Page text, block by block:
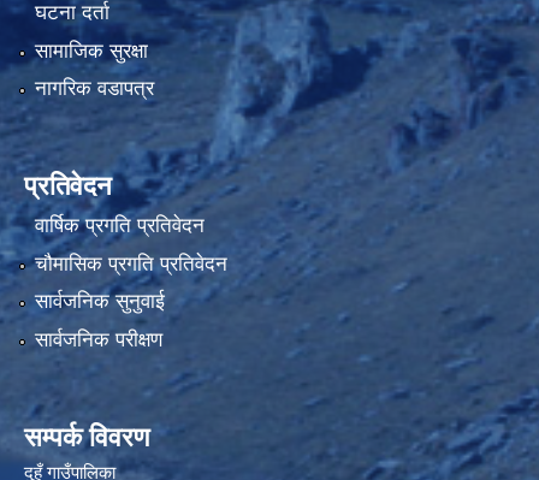
घटना दर्ता
सामाजिक सुरक्षा
नागरिक वडापत्र
प्रतिवेदन
वार्षिक प्रगति प्रतिवेदन
चौमासिक प्रगति प्रतिवेदन
सार्वजनिक सुनुवाई
सार्वजनिक परीक्षण
सम्पर्क विवरण
दुहुँ गाउँपालिका